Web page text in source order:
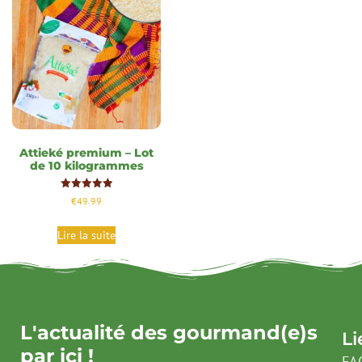
Attieké premium – Lot
de 10 kilogrammes
Note
5.00
€49.99
Lire la suite
L'actualité des gourmand(e)s
par ici !